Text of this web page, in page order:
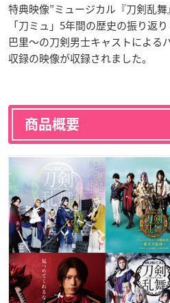
特典映像”ミュージカル『刀剣乱舞
「刀ミュ」5年間の歴史の振り返
巴里～の刀剣男士キャストによる
収録の映像が収録されました。
商品概要